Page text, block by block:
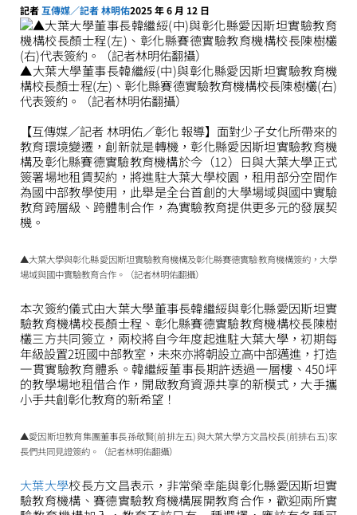
記者 互傳媒／記者 林明佑2025 年 6 月 12 日
▲大葉大學董事長韓繼綏(中)與彰化縣愛因斯坦實驗教育機
構校長顏士程(左)、彰化縣賽德實驗教育機構校長陳樹欉(右)
代表簽約。（記者林明佑翻攝）
【互傳媒／記者 林明佑／彰化 報導】面對少子女化所帶來的
教育環境變遷，創新就是轉機，彰化縣愛因斯坦實驗教育機
構及彰化縣賽德實驗教育機構於今（12）日與大葉大學正式
簽署場地租賃契約，將進駐大葉大學校園，租用部分空間作
為國中部教學使用，此舉是全台首創的大學場域與國中實驗
教育跨層級、跨體制合作，為實驗教育提供更多元的發展契
機。
▲大葉大學與彰化縣愛因斯坦實驗教育機構及彰化縣賽德實驗教育機構簽約，大學
場域與國中實驗教育合作。（記者林明佑翻攝）
本次簽約儀式由大葉大學董事長韓繼綏與彰化縣愛因斯坦實
驗教育機構校長顏士程、彰化縣賽德實驗教育機構校長陳樹
欉三方共同簽立，兩校將自今年度起進駐大葉大學，初期每
年級設置2班國中部教室，未來亦將朝設立高中部邁進，打造
一貫實驗教育體系。韓繼綏董事長期許透過一層樓、450坪
的教學場地租借合作，開啟教育資源共享的新模式，大手攜
小手共創彰化教育的新希望！
▲愛因斯坦教育集團董事長孫敬賢(前排左五)與大葉大學方文昌校長(前排右五)家
長們共同見證簽約。（記者林明佑翻攝）
大葉大學校長方文昌表示，非常榮幸能與彰化縣愛因斯坦實
驗教育機構、賽德實驗教育機構展開教育合作，歡迎兩所實